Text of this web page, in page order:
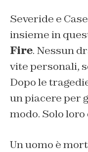
Severide e
insieme in
Fire. Nessun
vite personali,
Dopo le
un piacere per
modo. Solo loro
Un uomo è